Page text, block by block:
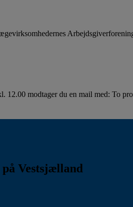
12.00 modtager du en mail med: To
Vestsjælland